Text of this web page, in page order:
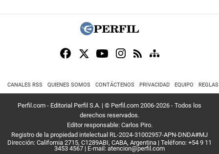
CANALES RSS QUIENES SOMOS CONTÁCTENOS PRIVACIDAD EQUIPO
Perfil.com - Editorial Perfil S.A. | © Perfil.com 2006-2026 - Todos los
derechos reservados.
Editor responsable: Carlos Piro.
Registro de la propiedad intelectual RL-2024-31002957-APN-DNDA#MJ
Dirección: California 2715, C1289ABI, CABA, Argentina | Teléfono: +54 9 11
3453 4567 | E-mail: atencion@perfil.com